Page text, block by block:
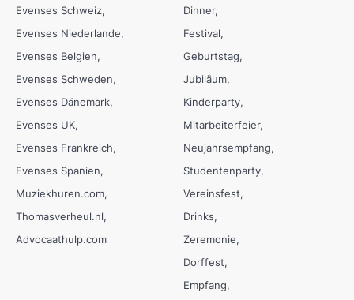
Evenses Schweiz
Evenses Niederlande
Evenses Belgien
Evenses Schweden
Evenses Dänemark
Evenses UK
Evenses Frankreich
Evenses Spanien
Muziekhuren.com
Thomasverheul.nl
Advocaathulp.com
Dinner
Festival
Geburtstag
Jubiläum
Kinderparty
Mitarbeiterfeier
Neujahrsempfang
Studentenparty
Vereinsfest
Drinks
Zeremonie
Dorffest
Empfang